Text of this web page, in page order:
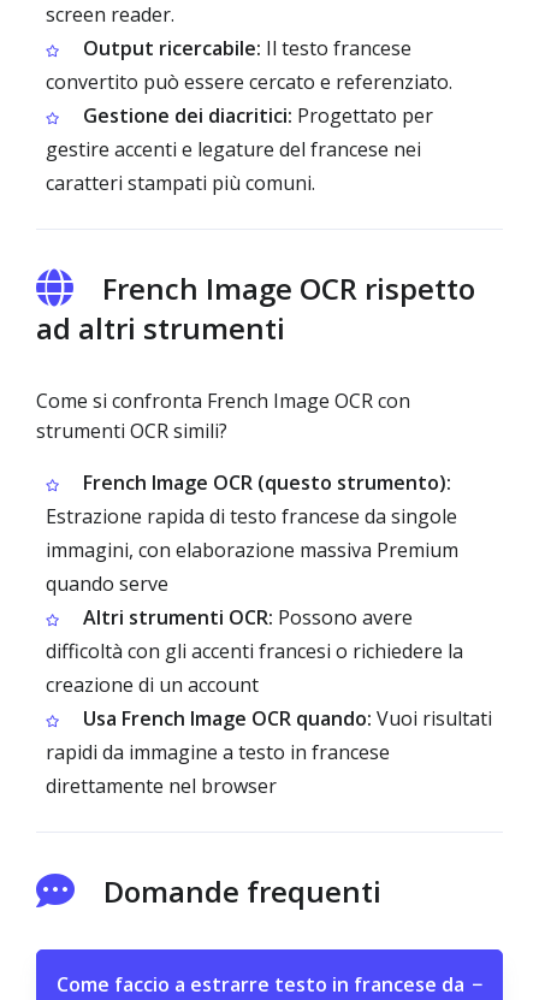
screen reader.
Output ricercabile: Il testo francese
convertito può essere cercato e referenziato.
Gestione dei diacritici: Progettato per
gestire accenti e legature del francese nei
caratteri stampati più comuni.
French Image OCR rispetto
ad altri strumenti
Come si confronta French Image OCR con
strumenti OCR simili?
French Image OCR (questo strumento):
Estrazione rapida di testo francese da singole
immagini, con elaborazione massiva Premium
quando serve
Altri strumenti OCR: Possono avere
difficoltà con gli accenti francesi o richiedere la
creazione di un account
Usa French Image OCR quando: Vuoi risultati
rapidi da immagine a testo in francese
direttamente nel browser
Domande frequenti
Come faccio a estrarre testo in francese da −